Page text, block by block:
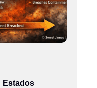
Estados